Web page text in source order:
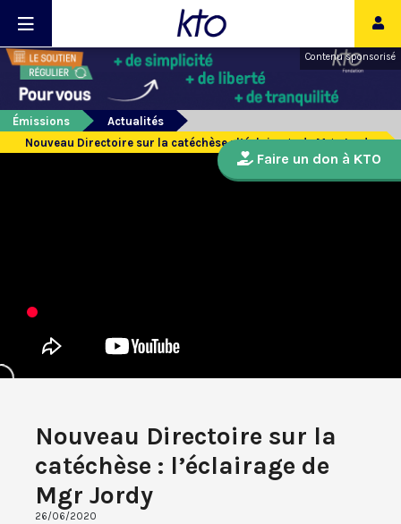
Contenu sponsorisé
Émissions
Actualités
Nouveau Directoire sur la catéchèse : l’éclairage de Mgr Jordy
Nouveau Directoire sur la
catéchèse : l’éclairage de
Mgr Jordy
26/06/2020
Faire un don à KTO